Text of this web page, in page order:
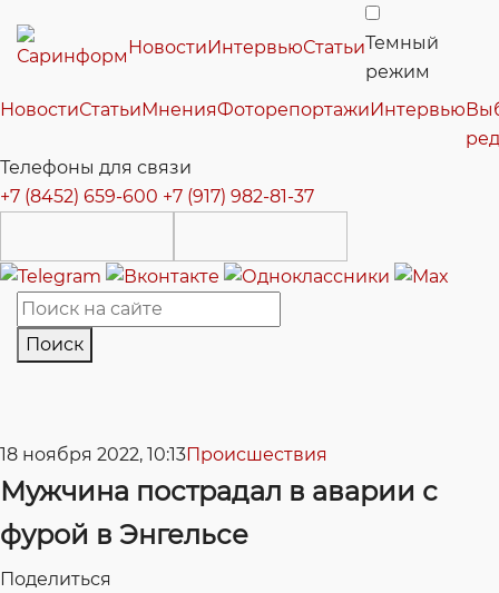
НовостиИнтервьюСтатьиТемный
режим
НовостиСтатьиМненияФоторепортажиИнтервью
Телефоны для связи
+7 (8452) 659-600 +7 (917) 982-81-37
Поиск
18 ноября 2022, 10:13Происшествия
Мужчина пострадал в аварии с
фурой в Энгельсе
Поделиться